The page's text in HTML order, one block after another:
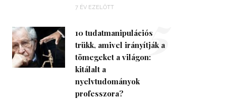
7 ÉV EZELŐTT
10 tudatmanipulációs
trükk, amivel irányítják a
tömegeket a világon:
kitálalt a
nyelvtudományok
professzora?
5